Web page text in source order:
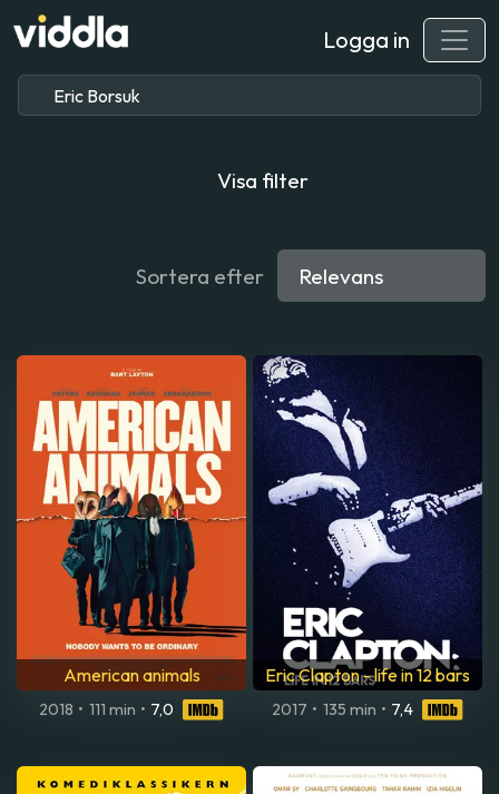
Logga in
Visa filter
Sortera efter
American animals
2018 • 111 min • 7,0
Eric Clapton - life in 12 bars
2017 • 135 min • 7,4